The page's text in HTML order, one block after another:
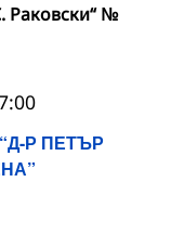
Раковски“ №
Р ПЕТЪР